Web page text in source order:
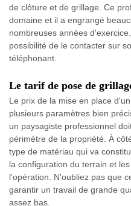
de clôture et de grillage. Ce
domaine et il a engrangé
nombreuses années
possibilité de le contacter sur
téléphonant.
Le tarif de pose de
Le prix de la mise en place
plusieurs paramètres bien
un paysagiste professionnel
périmètre de la propriété. À
type de matériau qui va
la configuration du terrain et
l'opération. N'oubliez pas que
garantir un travail de grande
assez bas.